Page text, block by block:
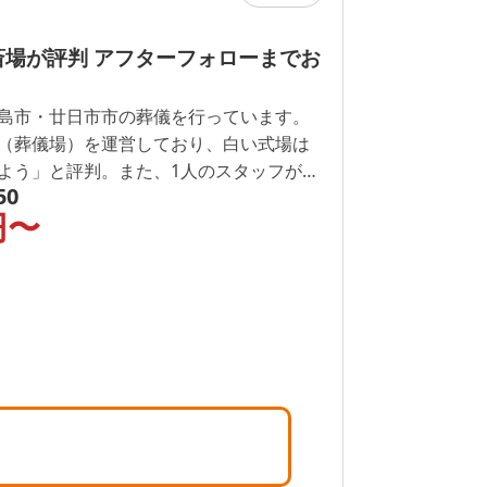
が評判 アフターフォローまでお
市・廿日市市の葬儀を行っています。
葬儀場）を運営しており、白い式場は
う」と評判。また、1人のスタッフがア
きっきりで対応するため、安心してご